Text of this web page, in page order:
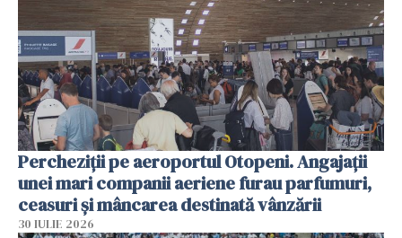
Percheziții pe aeroportul Otopeni. Angajații
unei mari companii aeriene furau parfumuri,
ceasuri și mâncarea destinată vânzării
30 IULIE 2026